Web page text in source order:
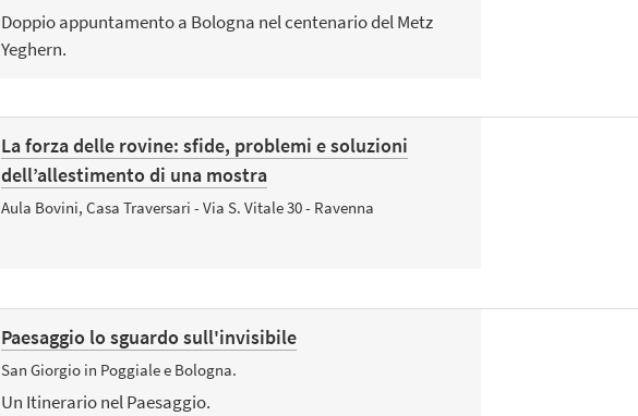
Doppio appuntamento a Bologna nel centenario del Metz
Yeghern.
La forza delle rovine: sfide, problemi e soluzioni
dell’allestimento di una mostra
Aula Bovini, Casa Traversari - Via S. Vitale 30 - Ravenna
Paesaggio lo sguardo sull'invisibile
San Giorgio in Poggiale e Bologna.
Un Itinerario nel Paesaggio.